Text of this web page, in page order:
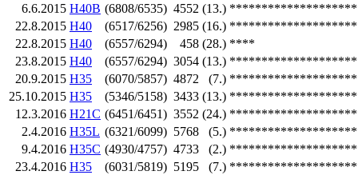
6.6.2015 H40B (6808/6535) 4552 (13.)
22.8.2015 H40 (6517/6256) 2985 (16.)
22.8.2015 H40 (6557/6294) 458 (28.) ****
23.8.2015 H40 (6557/6294) 3054 (13.)
20.9.2015 H35 (6070/5857) 4872 (7.)
25.10.2015 H35 (5346/5158) 3433 (13.)
12.3.2016 H21C (6451/6451) 3552 (24.)
2.4.2016 H35L (6321/6099) 5768 (5.)
9.4.2016 H35C (4930/4757) 4733 (2.)
23.4.2016 H35 (6031/5819) 5195 (7.)